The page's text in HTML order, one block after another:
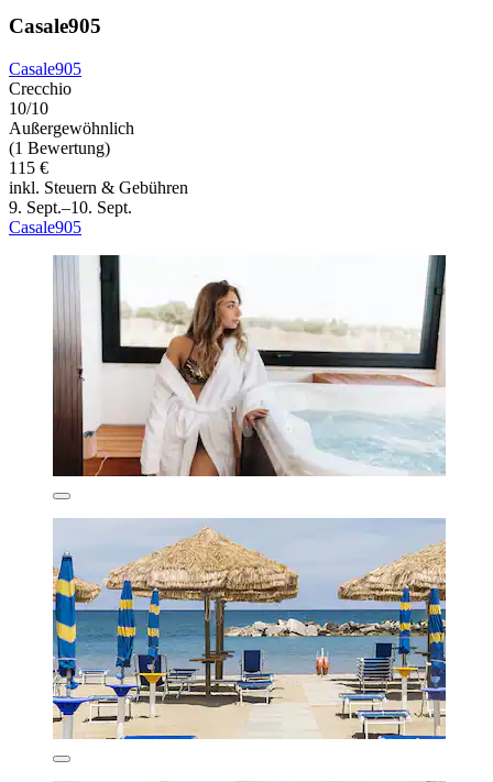
Casale905
Casale905
Crecchio
10/10
Außergewöhnlich
(1 Bewertung)
115 €
inkl. Steuern & Gebühren
9. Sept.–10. Sept.
Casale905